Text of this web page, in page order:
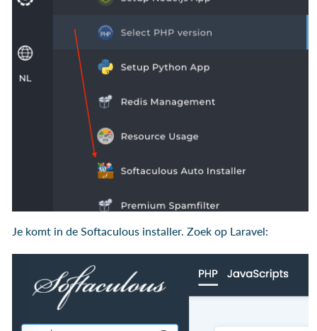
Je komt in de Softaculous installer. Zoek op Laravel: